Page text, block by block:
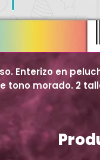
Enterizo en
tono morado. 2